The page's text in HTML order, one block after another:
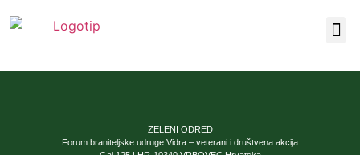
ZELENI ODRED
Forum braniteljske udruge Vidra – veterani i društvena akcija